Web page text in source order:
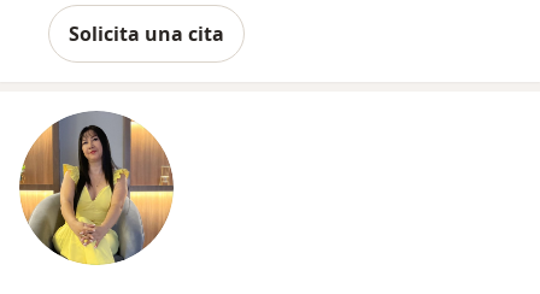
Solicita una cita